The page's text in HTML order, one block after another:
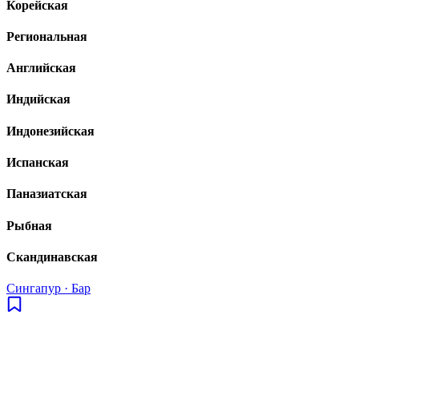
Корейская
Региональная
Английская
Индийская
Индонезийская
Испанская
Паназиатская
Рыбная
Скандинавская
Сингапур · Бар